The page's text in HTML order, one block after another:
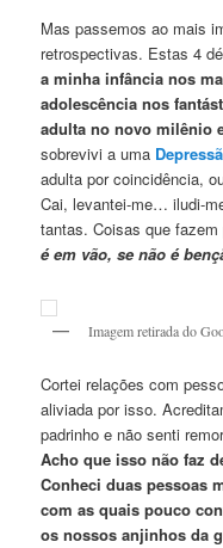
Mas passemos ao mais
retrospectivas. Estas 4
a minha infância nos
adolescência nos
adulta no novo milênio
sobrevivi a uma
adulta por coincidência,
Cai, levantei-me… iludi-
tantas. Coisas que
é em vão, se não é
Imagem retirada do
Cortei relações com
aliviada por isso.
padrinho e não senti
Acho que isso não faz
Conheci duas pessoas
com as quais pouco
os nossos anjinhos da